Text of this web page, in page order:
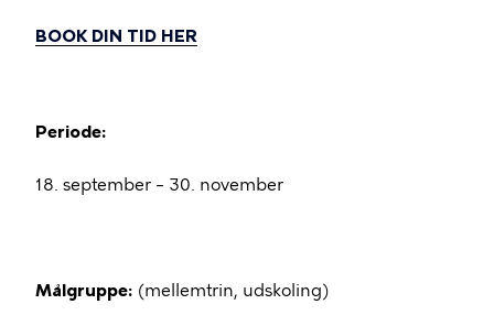
BOOK DIN TID HER
Periode:
18. september – 30. november
Målgruppe: (mellemtrin, udskoling)